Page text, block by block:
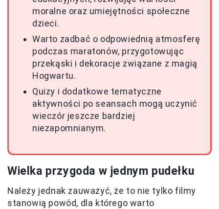
moralne oraz umiejętności społeczne
dzieci.
Warto zadbać o odpowiednią atmosferę
podczas maratonów, przygotowując
przekąski i dekoracje związane z magią
Hogwartu.
Quizy i dodatkowe tematyczne
aktywności po seansach mogą uczynić
wieczór jeszcze bardziej
niezapomnianym.
Wielka przygoda w jednym pudełku
Należy jednak zauważyć, że to nie tylko filmy
stanowią powód, dla którego warto